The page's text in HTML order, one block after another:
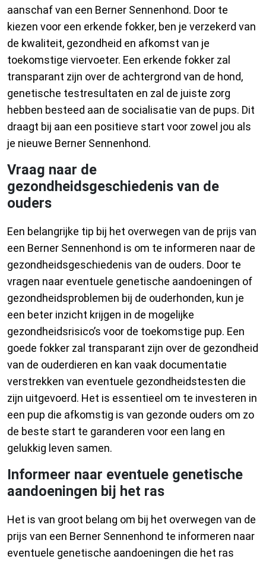
aanschaf van een Berner Sennenhond. Door te
kiezen voor een erkende fokker, ben je verzekerd van
de kwaliteit, gezondheid en afkomst van je
toekomstige viervoeter. Een erkende fokker zal
transparant zijn over de achtergrond van de hond,
genetische testresultaten en zal de juiste zorg
hebben besteed aan de socialisatie van de pups. Dit
draagt bij aan een positieve start voor zowel jou als
je nieuwe Berner Sennenhond.
Vraag naar de
gezondheidsgeschiedenis van de
ouders
Een belangrijke tip bij het overwegen van de prijs van
een Berner Sennenhond is om te informeren naar de
gezondheidsgeschiedenis van de ouders. Door te
vragen naar eventuele genetische aandoeningen of
gezondheidsproblemen bij de ouderhonden, kun je
een beter inzicht krijgen in de mogelijke
gezondheidsrisico’s voor de toekomstige pup. Een
goede fokker zal transparant zijn over de gezondheid
van de ouderdieren en kan vaak documentatie
verstrekken van eventuele gezondheidstesten die
zijn uitgevoerd. Het is essentieel om te investeren in
een pup die afkomstig is van gezonde ouders om zo
de beste start te garanderen voor een lang en
gelukkig leven samen.
Informeer naar eventuele genetische
aandoeningen bij het ras
Het is van groot belang om bij het overwegen van de
prijs van een Berner Sennenhond te informeren naar
eventuele genetische aandoeningen die het ras